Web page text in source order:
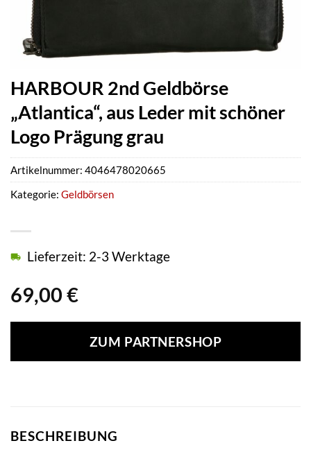
HARBOUR 2nd Geldbörse
„Atlantica“, aus Leder mit schöner
Logo Prägung grau
69,00 €
Lieferzeit: 2-3 Werktage
ZUM PARTNERSHOP
Artikelnummer: 4046478020665
Kategorie: Geldbörsen
BESCHREIBUNG